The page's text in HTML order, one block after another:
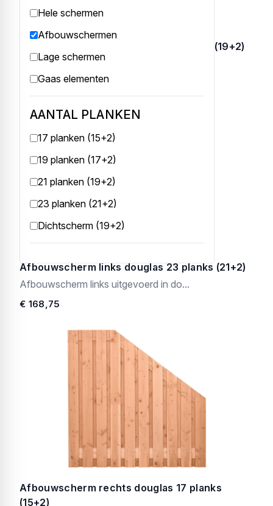
Hele schermen
Afbouwschermen
Lage schermen
Gaas elementen
AANTAL PLANKEN
17 planken (15+2)
19 planken (17+2)
21 planken (19+2)
23 planken (21+2)
Dichtscherm (19+2)
Afbouwscherm links douglas 21 planks (19+2)
Afbouwscherm links uitgevoerd in do...
€ 154,25
Afbouwscherm links douglas 23 planks (21+2)
Afbouwscherm links uitgevoerd in do...
€ 168,75
Afbouwscherm rechts douglas 17 planks
(15+2)